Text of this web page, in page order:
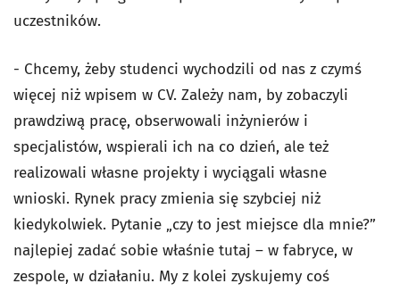
uczestników.
- Chcemy, żeby studenci wychodzili od nas z czymś
więcej niż wpisem w CV. Zależy nam, by zobaczyli
prawdziwą pracę, obserwowali inżynierów i
specjalistów, wspierali ich na co dzień, ale też
realizowali własne projekty i wyciągali własne
wnioski. Rynek pracy zmienia się szybciej niż
kiedykolwiek. Pytanie „czy to jest miejsce dla mnie?”
najlepiej zadać sobie właśnie tutaj – w fabryce, w
zespole, w działaniu. My z kolei zyskujemy coś